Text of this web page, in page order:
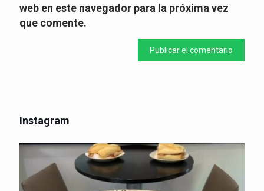
web en este navegador para la próxima vez
que comente.
Instagram